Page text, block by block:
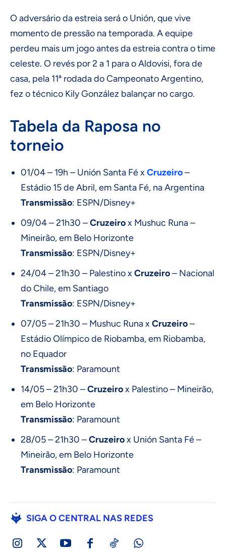
O adversário da estreia será o Unión, que vive
momento de pressão na temporada. A equipe
perdeu mais um jogo antes da estreia contra o time
celeste. O revés por 2 a 1 para o Aldovisi, fora de
casa, pela 11ª rodada do Campeonato Argentino,
fez o técnico Kily González balançar no cargo.
Tabela da Raposa no
torneio
01/04 – 19h – Unión Santa Fé xCruzeiro–
Estádio 15 de Abril, em Santa Fé, na Argentina
Transmissão: ESPN/Disney+
09/04 – 21h30 –Cruzeirox Mushuc Runa –
Mineirão, em Belo Horizonte
Transmissão: ESPN/Disney+
24/04 – 21h30 – Palestino xCruzeiro– Nacional
do Chile, em Santiago
Transmissão: ESPN/Disney+
07/05 – 21h30 – Mushuc Runa xCruzeiro–
Estádio Olímpico de Riobamba, em Riobamba,
no Equador
Transmissão: Paramount
14/05 – 21h30 –Cruzeirox Palestino – Mineirão,
em Belo Horizonte
Transmissão: Paramount
28/05 – 21h30 –Cruzeirox Unión Santa Fé –
Mineirão, em Belo Horizonte
Transmissão: Paramount
SIGA O CENTRAL NAS REDES